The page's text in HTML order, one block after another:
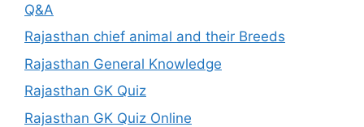
Q&A
Rajasthan chief animal and their Breeds
Rajasthan General Knowledge
Rajasthan GK Quiz
Rajasthan GK Quiz Online